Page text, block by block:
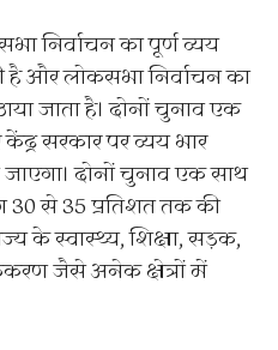
निर्वाचन का पूर्ण व्यय
है और लोकसभा निर्वाचन का
जाता है। दोनों चुनाव एक
सरकार पर व्यय भार
दोनों चुनाव एक साथ
से 35 प्रतिशत तक की
के स्वास्थ्य, शिक्षा, सड़क,
जैसे अनेक क्षेत्रों में